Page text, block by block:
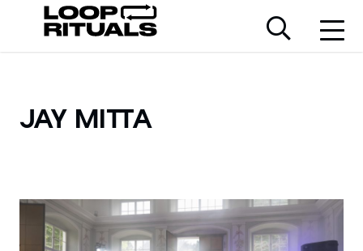
JAY MITTA